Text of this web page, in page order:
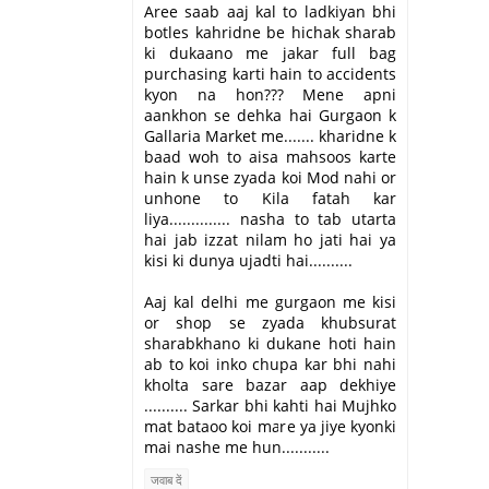
Aree saab aaj kal to ladkiyan bhi
botles kahridne be hichak sharab
ki dukaano me jakar full bag
purchasing karti hain to accidents
kyon na hon??? Mene apni
aankhon se dehka hai Gurgaon k
Gallaria Market me....... kharidne k
baad woh to aisa mahsoos karte
hain k unse zyada koi Mod nahi or
unhone to Kila fatah kar
liya.............. nasha to tab utarta
hai jab izzat nilam ho jati hai ya
kisi ki dunya ujadti hai..........
Aaj kal delhi me gurgaon me kisi
or shop se zyada khubsurat
sharabkhano ki dukane hoti hain
ab to koi inko chupa kar bhi nahi
kholta sare bazar aap dekhiye
.......... Sarkar bhi kahti hai Mujhko
mat bataoo koi mare ya jiye kyonki
mai nashe me hun...........
जवाब दें